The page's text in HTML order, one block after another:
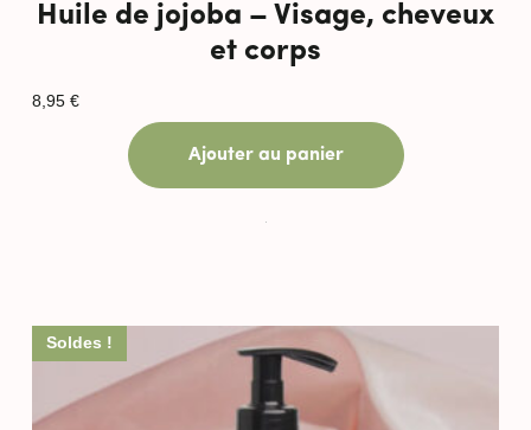
Huile de jojoba – Visage, cheveux
et corps
8,95 €
Ajouter au panier
Soldes !